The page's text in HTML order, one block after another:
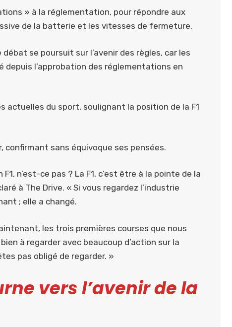
» à la réglementation, pour répondre aux
de la batterie et les vitesses de fermeture.
se poursuit sur l’avenir des règles, car les
l’approbation des réglementations en
actuelles du sport, soulignant la position de la F1
confirmant sans équivoque ses pensées.
n’est-ce pas ? La F1, c’est être à la pointe de la
à The Drive. « Si vous regardez l’industrie
; elle a changé.
les trois premières courses que nous
à regarder avec beaucoup d’action sur la
pas obligé de regarder. »
vers l’avenir de la